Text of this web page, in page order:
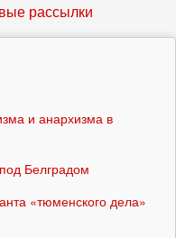
рассылки
и анархизма в
Белградом
«тюменского дела»